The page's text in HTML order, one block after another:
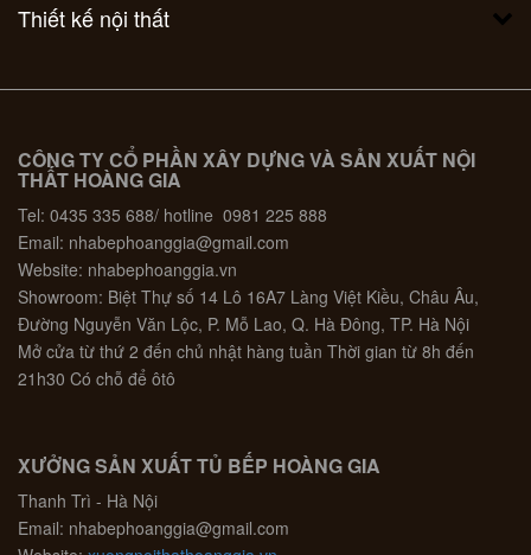
Thiết kế nội thất
CÔNG TY CỔ PHẦN XÂY DỰNG VÀ SẢN XUẤT NỘI
THẤT HOÀNG GIA
Tel: 0435 335 688/ hotline 0981 225 888
Email: nhabephoanggia@gmail.com
Website: nhabephoanggia.vn
Showroom: Biệt Thự số 14 Lô 16A7 Làng Việt Kiều, Châu Âu,
Đường Nguyễn Văn Lộc, P. Mỗ Lao, Q. Hà Đông, TP. Hà Nội
Mở cửa từ thứ 2 đến chủ nhật hàng tuần Thời gian từ 8h đến
21h30 Có chỗ để ôtô
XƯỞNG SẢN XUẤT TỦ BẾP HOÀNG GIA
Thanh Trì - Hà Nội
Email: nhabephoanggia@gmail.com